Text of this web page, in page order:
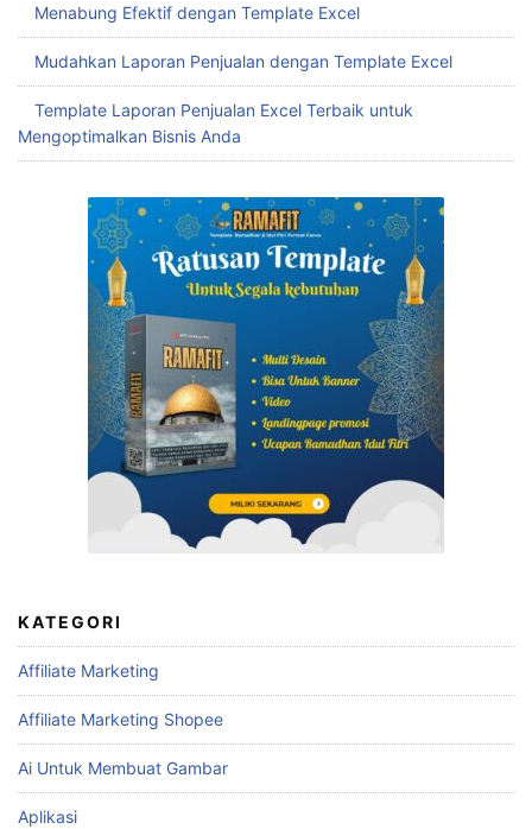
Menabung Efektif dengan Template Excel
Mudahkan Laporan Penjualan dengan Template Excel
Template Laporan Penjualan Excel Terbaik untuk
Mengoptimalkan Bisnis Anda
KATEGORI
Affiliate Marketing
Affiliate Marketing Shopee
Ai Untuk Membuat Gambar
Aplikasi